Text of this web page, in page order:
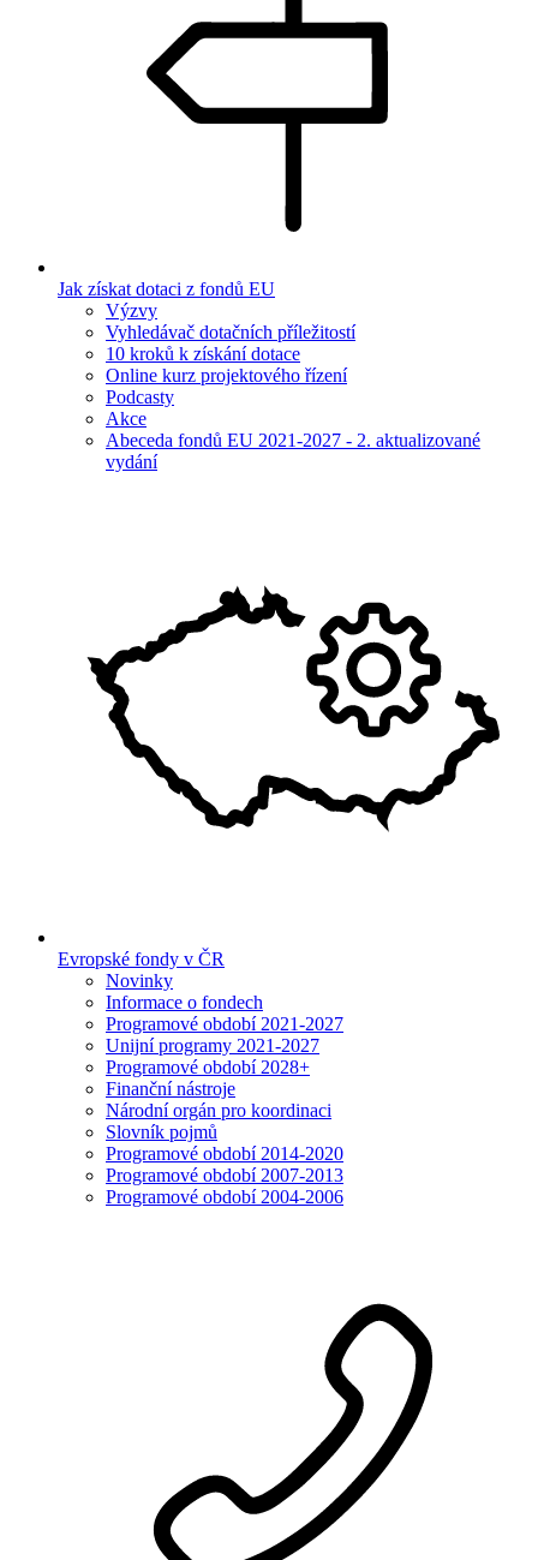
Jak získat dotaci z fondů EU
Výzvy
Vyhledávač dotačních příležitostí
10 kroků k získání dotace
Online kurz projektového řízení
Podcasty
Akce
Abeceda fondů EU 2021-2027 - 2. aktualizované
vydání
Evropské fondy v ČR
Novinky
Informace o fondech
Programové období 2021-2027
Unijní programy 2021-2027
Programové období 2028+
Finanční nástroje
Národní orgán pro koordinaci
Slovník pojmů
Programové období 2014-2020
Programové období 2007-2013
Programové období 2004-2006